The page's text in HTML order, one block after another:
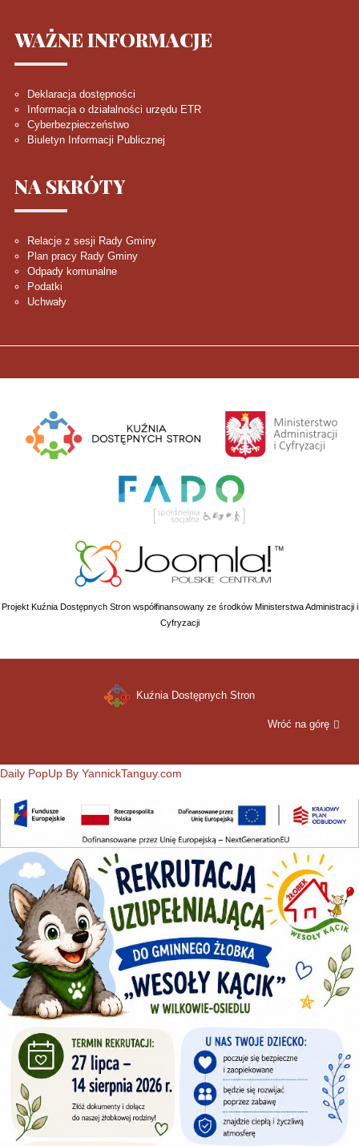
WAŻNEINFORMACJE
Deklaracja dostępności
Informacja o działalności urzędu ETR
Cyberbezpieczeństwo
Biuletyn Informacji Publicznej
NA SKRÓTY
Relacje z sesji Rady Gminy
Plan pracy Rady Gminy
Odpady komunalne
Podatki
Uchwały
Projekt Kuźnia Dostępnych Stron współfinansowany ze środków Ministerstwa Administracji i
Cyfryzacji
Kuźnia Dostępnych Stron
Wróć na górę
Daily PopUp By YannickTanguy.com